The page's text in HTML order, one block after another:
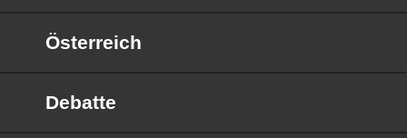
Österreich
Debatte